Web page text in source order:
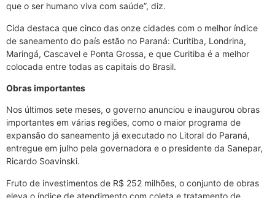
que o ser humano viva com saúde”, diz.
Cida destaca que cinco das onze cidades com o melhor índice
de saneamento do país estão no Paraná: Curitiba, Londrina,
Maringá, Cascavel e Ponta Grossa, e que Curitiba é a melhor
colocada entre todas as capitais do Brasil.
Obras importantes
Nos últimos sete meses, o governo anunciou e inaugurou obras
importantes em várias regiões, como o maior programa de
expansão do saneamento já executado no Litoral do Paraná,
entregue em julho pela governadora e o presidente da Sanepar,
Ricardo Soavinski.
Fruto de investimentos de R$ 252 milhões, o conjunto de obras
eleva o índice de atendimento com coleta e tratamento de